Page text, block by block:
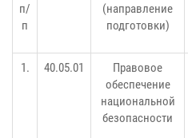
п/
п
(направление
подготовки)
1. 40.05.01
Правовое
обеспечение
национальной
безопасности